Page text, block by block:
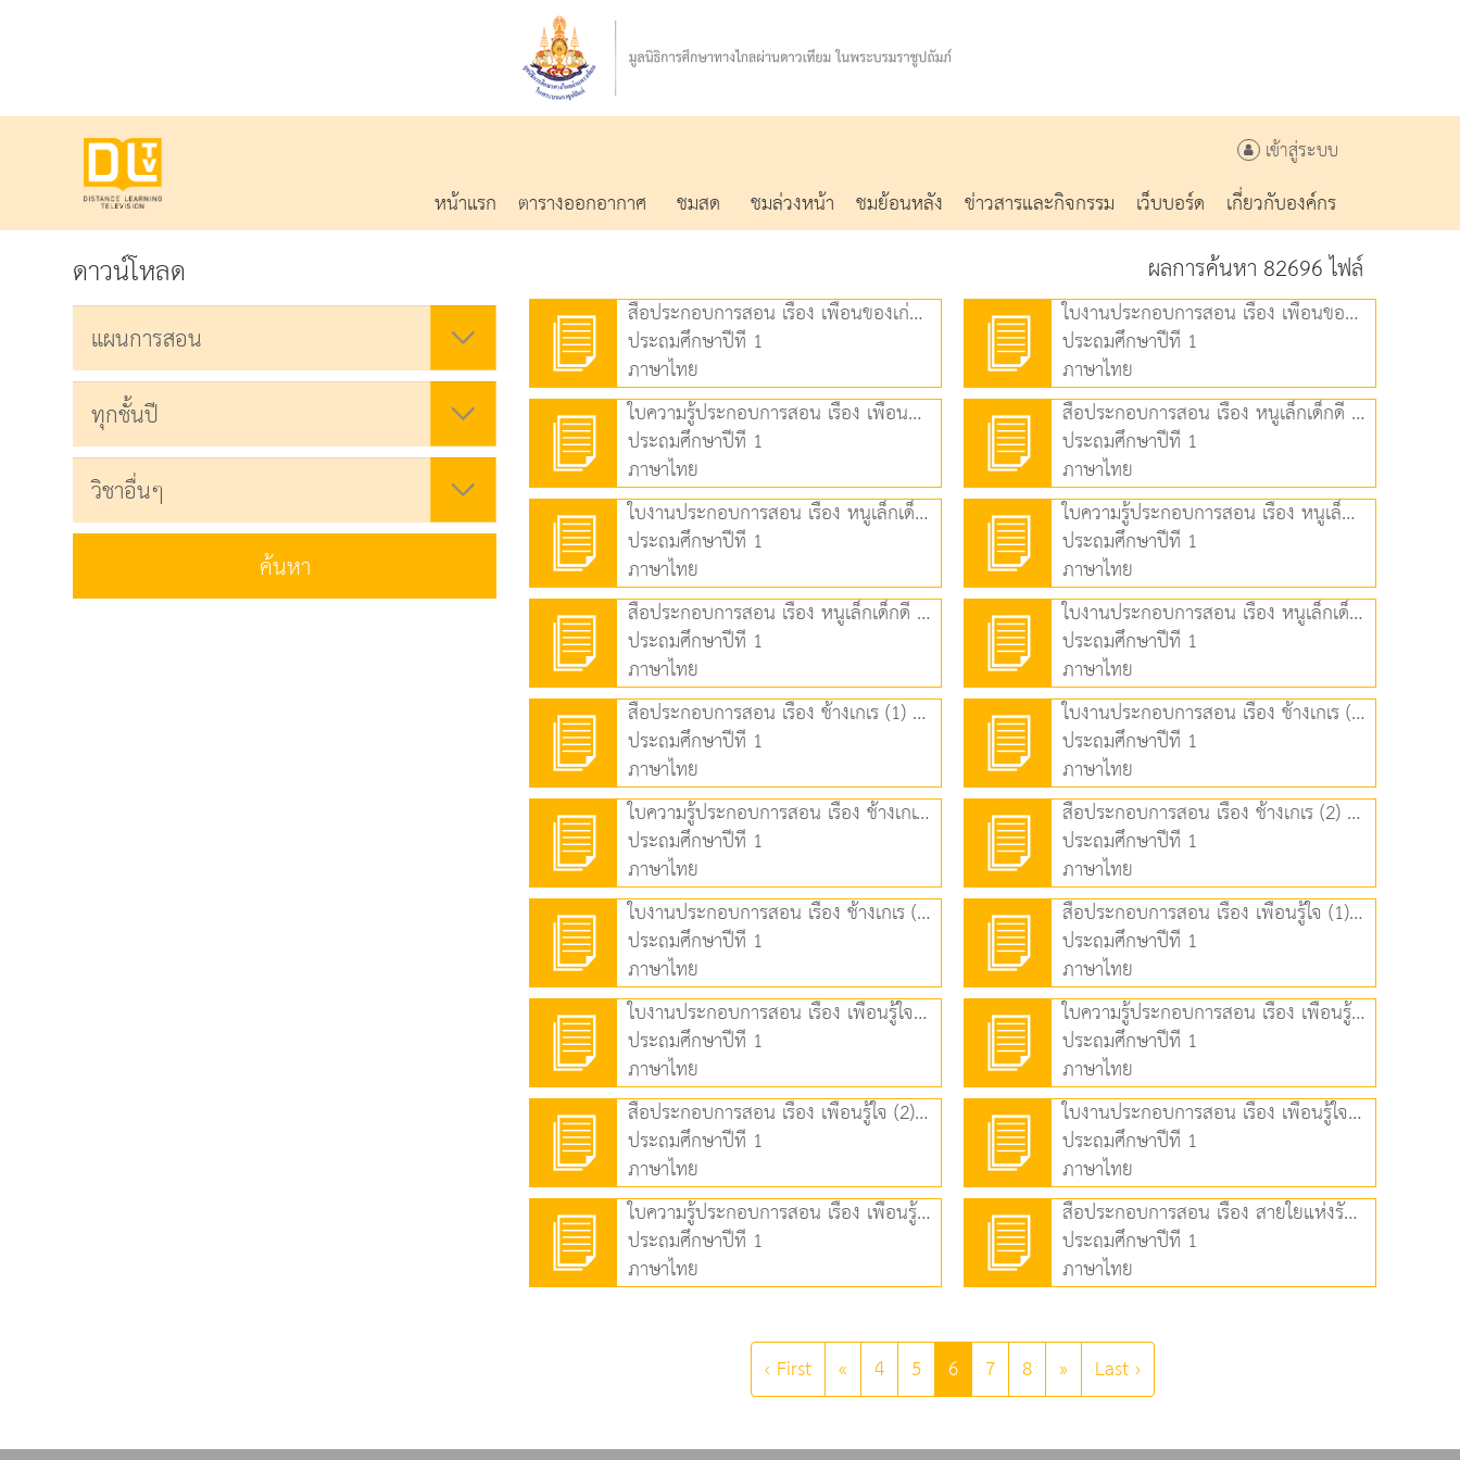
เข้าสู่ระบบ
หน้าแรก ตารางออกอากาศ ชมสด ชมล่วงหน้า ชมย้อนหลัง ข่าวสารและกิจกรรม เว็บบอร์ด เกี่ยวกับองค์กร
ดาวน์โหลด
ค้นหา
ผลการค้นหา 82696 ไฟล์
สื่อประกอบการสอน เรื่อง เพื่อนของเก่ง (2) (1.70 MB)
ประถมศึกษาปีที่ 1
ภาษาไทย
ใบงานประกอบการสอน เรื่อง เพื่อนของเก่ง (2) (97.19 KB)
ประถมศึกษาปีที่ 1
ภาษาไทย
ใบความรู้ประกอบการสอน เรื่อง เพื่อนของเก่ง (2) (194.33 KB)
ประถมศึกษาปีที่ 1
ภาษาไทย
สื่อประกอบการสอน เรื่อง หนูเล็กเด็กดี (1) (1.65 MB)
ประถมศึกษาปีที่ 1
ภาษาไทย
ใบงานประกอบการสอน เรื่อง หนูเล็กเด็กดี (1) (164.96 KB)
ประถมศึกษาปีที่ 1
ภาษาไทย
ใบความรู้ประกอบการสอน เรื่อง หนูเล็กเด็กดี (1) (152.58 KB)
ประถมศึกษาปีที่ 1
ภาษาไทย
สื่อประกอบการสอน เรื่อง หนูเล็กเด็กดี (2) (1.29 MB)
ประถมศึกษาปีที่ 1
ภาษาไทย
ใบงานประกอบการสอน เรื่อง หนูเล็กเด็กดี (2) (85.74 KB)
ประถมศึกษาปีที่ 1
ภาษาไทย
สื่อประกอบการสอน เรื่อง ช้างเกเร (1) (1.39 MB)
ประถมศึกษาปีที่ 1
ภาษาไทย
ใบงานประกอบการสอน เรื่อง ช้างเกเร (1) (71.39 KB)
ประถมศึกษาปีที่ 1
ภาษาไทย
ใบความรู้ประกอบการสอน เรื่อง ช้างเกเร (1) (91.58 KB)
ประถมศึกษาปีที่ 1
ภาษาไทย
สื่อประกอบการสอน เรื่อง ช้างเกเร (2) (1.56 MB)
ประถมศึกษาปีที่ 1
ภาษาไทย
ใบงานประกอบการสอน เรื่อง ช้างเกเร (2) (59.64 KB)
ประถมศึกษาปีที่ 1
ภาษาไทย
สื่อประกอบการสอน เรื่อง เพื่อนรู้ใจ (1) (1.40 MB)
ประถมศึกษาปีที่ 1
ภาษาไทย
ใบงานประกอบการสอน เรื่อง เพื่อนรู้ใจ (1) (83.11 KB)
ประถมศึกษาปีที่ 1
ภาษาไทย
ใบความรู้ประกอบการสอน เรื่อง เพื่อนรู้ใจ (1) (68.46 KB)
ประถมศึกษาปีที่ 1
ภาษาไทย
สื่อประกอบการสอน เรื่อง เพื่อนรู้ใจ (2) (1.41 MB)
ประถมศึกษาปีที่ 1
ภาษาไทย
ใบงานประกอบการสอน เรื่อง เพื่อนรู้ใจ (2) (77.75 KB)
ประถมศึกษาปีที่ 1
ภาษาไทย
ใบความรู้ประกอบการสอน เรื่อง เพื่อนรู้ใจ (2) (124.70 KB)
ประถมศึกษาปีที่ 1
ภาษาไทย
สื่อประกอบการสอน เรื่อง สายใยแห่งรัก (1) (1.36 MB)
ประถมศึกษาปีที่ 1
ภาษาไทย
‹ First « 4 5 6 7 8 » Last ›